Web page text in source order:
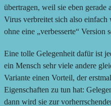
übertragen, weil sie eben
Virus verbreitet sich also
ohne eine „verbesserte“ Version
Eine tolle Gelegenheit dafür ist
ein Mensch sehr viele andere
Variante einen Vorteil, der
Eigenschaften zu tun hat:
dann wird sie zur